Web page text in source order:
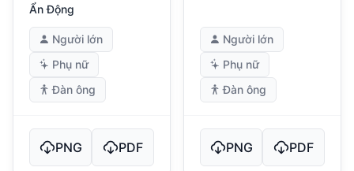
Ẩn Động
Người lớn
Phụ nữ
Đàn ông
PNG PDF
Người lớn
Phụ nữ
Đàn ông
PNG PDF